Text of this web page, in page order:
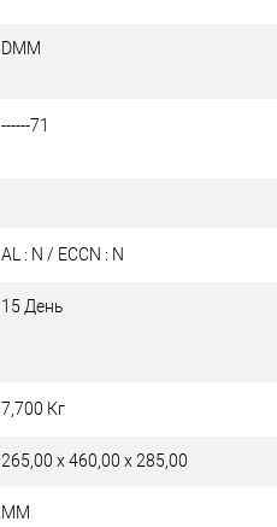
DMM
------71
AL : N / ECCN : N
15 День
7,700 Кг
265,00 x 460,00 x 285,00
MM